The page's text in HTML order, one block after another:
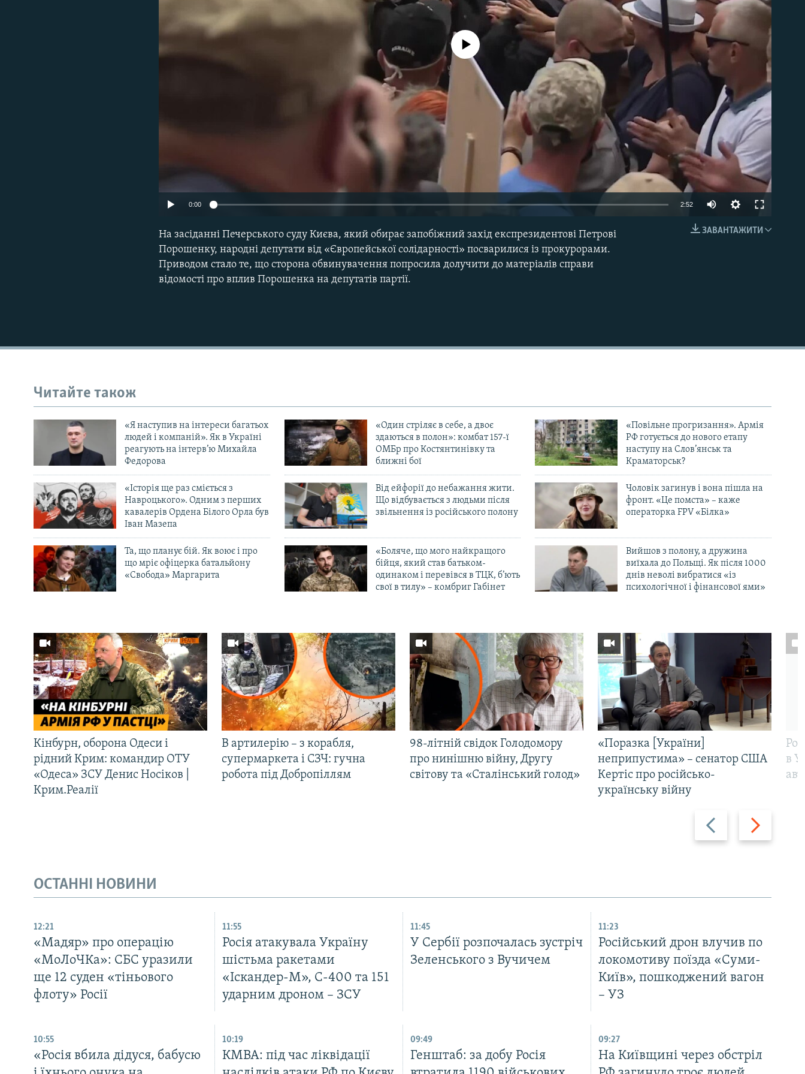
No media source currently available
0:00 2:52
ЗАВАНТАЖИТИ
На засіданні Печерського суду Києва, який обирає запобіжний захід експрезидентові Петрові
Порошенку, народні депутати від «Європейської солідарності» посварилися із прокурорами.
Приводом стало те, що сторона обвинувачення попросила долучити до матеріалів справи
відомості про вплив Порошенка на депутатів партії.
Читайте також
«Я наступив на інтереси багатьох
людей і компаній». Як в Україні
реагують на інтерв’ю Михайла
Федорова
«Один стріляє в себе, а двоє
здаються в полон»: комбат 157-ї
ОМБр про Костянтинівку та
ближні бої
«Повільне прогризання». Армія
РФ готується до нового етапу
наступу на Слов’янськ та
Краматорськ?
«Історія ще раз сміється з
Навроцького». Одним з перших
кавалерів Ордена Білого Орла був
Іван Мазепа
Від ейфорії до небажання жити.
Що відбувається з людьми після
звільнення із російського полону
Чоловік загинув і вона пішла на
фронт. «Це помста» – каже
операторка FPV «Білка»
Та, що планує бій. Як воює і про
що мріє офіцерка батальйону
«Свобода» Маргарита
«Боляче, що мого найкращого
бійця, який став батьком-
одинаком і перевівся в ТЦК, б’ють
свої в тилу» – комбриг Габінет
Вийшов з полону, а дружина
виїхала до Польщі. Як після 1000
днів неволі вибратися «із
психологічної і фінансової ями»
Назад Вперед
Кінбурн, оборона Одеси і
рідний Крим: командир ОТУ
«Одеса» ЗСУ Денис Носіков |
Крим.Реалії
В артилерію – з корабля,
супермаркета і СЗЧ: гучна
робота під Добропіллям
98-літній свідок Голодомору
про нинішню війну, Другу
світову та «Сталінський голод»
«Поразка [України]
неприпустима» – сенатор США
Кертіс про російсько-
українську війну
в
ОСТАННІ НОВИНИ
12:21
«Мадяр» про операцію
«МоЛоЧКа»: СБС уразили
ще 12 суден «тіньового
флоту» Росії
11:55
Росія атакувала Україну
шістьма ракетами
«Іскандер-М», С-400 та 151
ударним дроном – ЗСУ
11:45
У Сербії розпочалась зустріч
Зеленського з Вучичем
11:23
Російський дрон влучив по
локомотиву поїзда «Суми-
Київ», пошкоджений вагон
– УЗ
10:55
«Росія вбила дідуся, бабусю
10:19
КМВА: під час ліквідації
09:49
Генштаб: за добу Росія
09:27
На Київщині через обстріл